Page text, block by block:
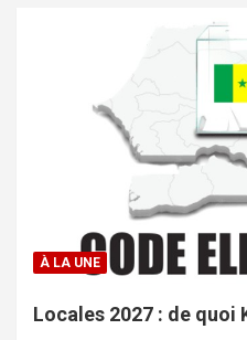
À LA UNE
Locales 2027 : de quoi